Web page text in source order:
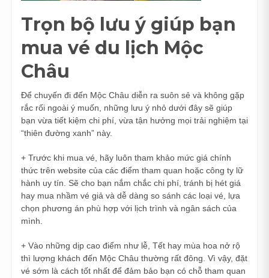
Trọn bộ lưu ý giúp bạn
mua vé du lịch Mộc
Châu
Để chuyến đi đến Mộc Châu diễn ra suôn sẻ và không gặp
rắc rối ngoài ý muốn, những lưu ý nhỏ dưới đây sẽ giúp
bạn vừa tiết kiệm chi phí, vừa tận hưởng mọi trải nghiệm tại
“thiên đường xanh” này.
+ Trước khi mua vé, hãy luôn tham khảo mức giá chính
thức trên website của các điểm tham quan hoặc công ty lữ
hành uy tín. Sẽ cho bạn nắm chắc chi phí, tránh bị hét giá
hay mua nhầm vé giả và dễ dàng so sánh các loại vé, lựa
chọn phương án phù hợp với lịch trình và ngân sách của
mình.
+ Vào những dịp cao điểm như lễ, Tết hay mùa hoa nở rộ
thì lượng khách đến Mộc Châu thường rất đông. Vì vậy, đặt
vé sớm là cách tốt nhất để đảm bảo bạn có chỗ tham quan